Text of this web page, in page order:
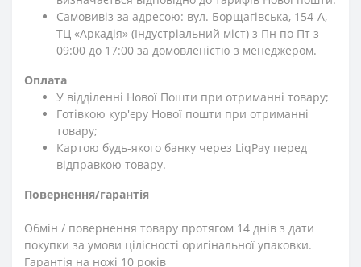
Самовивіз за адресою: вул. Борщагівська, 154-А,
ТЦ «Аркадія» (Індустріальний міст) з Пн по Пт з
09:00 до 17:00 за домовленістю з менеджером.
Оплата
У відділенні Нової Пошти при отриманні товару;
Готівкою кур'єру Нової пошти при отриманні
товару;
Картою будь-якого банку через LiqPay перед
відправкою товару.
Повернення/гарантія
Обмін / повернення товару протягом 14 днів з дати
покупки за умови цілісності оригінальної упаковки.
Гарантія на ножі 10 років